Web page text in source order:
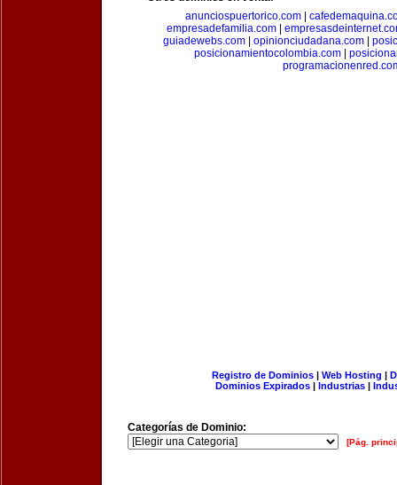
anunciospuertorico.com|
empresadefamilia.com
guiadewebs.com
opinionciudadana.com
posicionamientocolombia.com|
Registro de Dominios| Web Hosting |
Dominios Expirados | Industrias |
Categorías de Dominio:
[Pág.